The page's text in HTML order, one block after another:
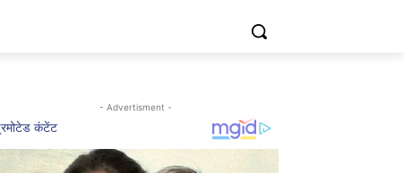
- Advertisment -